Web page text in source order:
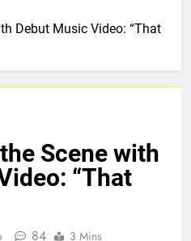
Debut Music Video: “That
Scene with
“That
84 3 Mins